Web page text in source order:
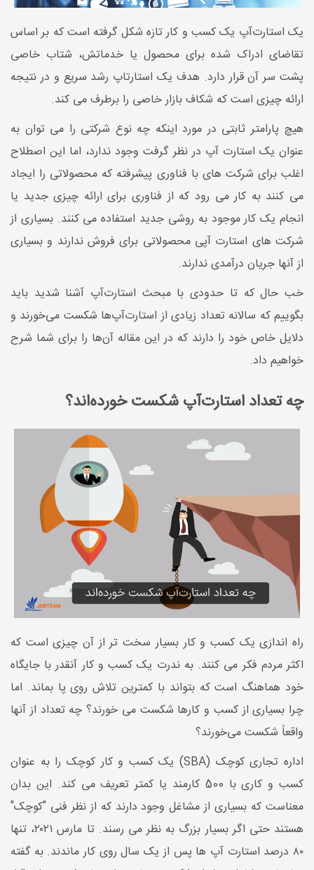
یک استارت‌آپ یک کسب و کار تازه شکل گرفته است که بر اساس
تقاضای ادراک شده برای محصول یا خدماتش، شتاب خاصی
پشت سر آن قرار دارد. هدف یک استارتاپ رشد سریع و در نتیجه
ارائه چیزی است که شکاف بازار خاصی را برطرف می کند.
هیچ پارامتر ثابتی در مورد اینکه چه نوع شرکتی را می توان به
عنوان یک استارت آپ در نظر گرفت وجود ندارد، اما این اصطلاح
اغلب برای شرکت های با فناوری پیشرفته که محصولاتی را ایجاد
می کنند به کار می رود که از فناوری برای ارائه چیزی جدید یا
انجام یک کار موجود به روشی جدید استفاده می کنند. بسیاری از
شرکت های استارت آپی محصولاتی برای فروش ندارند و بسیاری
از آنها جریان درآمدی ندارند.
خب حال که تا حدودی با مبحث استارت‌آپ آشنا شدید باید
بگوییم که سالانه تعداد زیادی از استارت‌آپ‌ها شکست می‌خورند و
دلایل خاص خود را دارند که در این مقاله آن‌ها را برای شما شرح
خواهیم داد.
چه تعداد استارت‌آپ شکست خورده‌اند؟
راه اندازی یک کسب و کار بسیار سخت تر از آن چیزی است که
اکثر مردم فکر می کنند. به ندرت یک کسب و کار آنقدر با جایگاه
خود هماهنگ است که بتواند با کمترین تلاش روی پا بماند. اما
چرا بسیاری از کسب و کارها شکست می خورند؟ چه تعداد از آنها
واقعاً شکست می‌خورند؟
اداره تجاری کوچک (SBA) یک کسب و کار کوچک را به عنوان
کسب و کاری با 500 کارمند یا کمتر تعریف می کند. این بدان
معناست که بسیاری از مشاغل وجود دارند که از نظر فنی "کوچک"
هستند حتی اگر بسیار بزرگ به نظر می رسند. تا مارس ۲۰۲۱، تنها
۸۰ درصد استارت آپ ها پس از یک سال روی کار ماندند. به گفته